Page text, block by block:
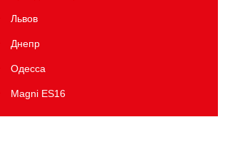
Львов
Днепр
Одесса
Magni ES16